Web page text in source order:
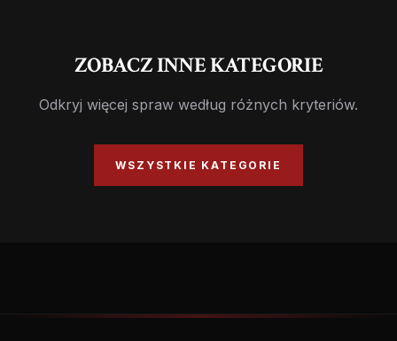
ZOBACZ INNE KATEGORIE
Odkryj więcej spraw według różnych kryteriów.
WSZYSTKIE KATEGORIE